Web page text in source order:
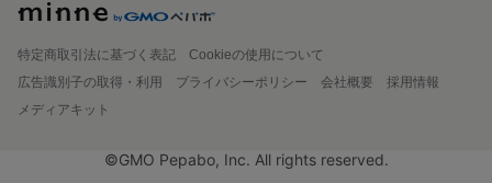
特定商取引法に基づく表記
Cookieの使用について
広告識別子の取得・利用
プライバシーポリシー 会社概要
採用情報
メディアキット
©GMO Pepabo, Inc. All rights reserved.